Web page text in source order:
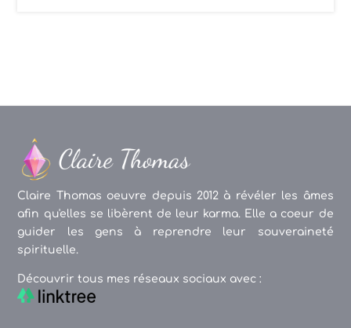
Claire Thomas oeuvre depuis 2012 à révéler les âmes
afin qu'elles se libèrent de leur karma. Elle a coeur de
guider les gens à reprendre leur souveraineté
spirituelle.
Découvrir tous mes réseaux sociaux avec :